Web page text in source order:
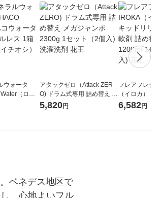
ウォータ
（ロハ
2L ラベルレ
アタックゼロ（Attack ZER
O) ドラム式専用 詰め替え メ
ガジャンボ 2300g 1セット
5,820円
フレアフレグ
（イロカ） ネ
ーの香り 柔軟
6,582円
ベネデス地区で
、心地よいフル